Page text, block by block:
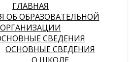
ГЛАВНАЯ
ОБ ОБРАЗОВАТЕЛЬНОЙ
ОРГАНИЗАЦИИ
СВЕДЕНИЯ
ОСНОВНЫЕ СВЕДЕНИЯ